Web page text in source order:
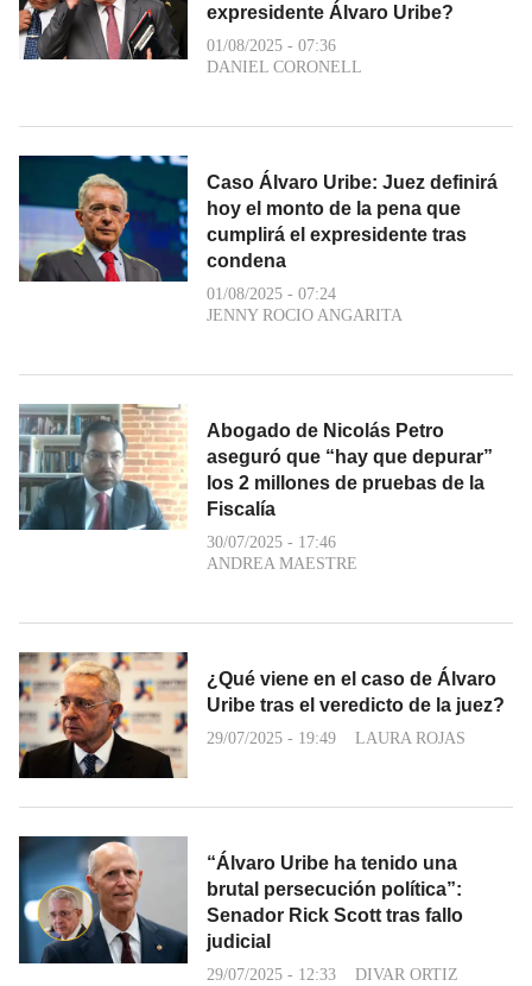
expresidente Álvaro Uribe?
01/08/2025 - 07:36
DANIEL CORONELL
Caso Álvaro Uribe: Juez definirá
hoy el monto de la pena que
cumplirá el expresidente tras
condena
01/08/2025 - 07:24
JENNY ROCIO ANGARITA
Abogado de Nicolás Petro
aseguró que “hay que depurar”
los 2 millones de pruebas de la
Fiscalía
30/07/2025 - 17:46
ANDREA MAESTRE
¿Qué viene en el caso de Álvaro
Uribe tras el veredicto de la juez?
29/07/2025 - 19:49 LAURA ROJAS
“Álvaro Uribe ha tenido una
brutal persecución política”:
Senador Rick Scott tras fallo
judicial
29/07/2025 - 12:33 DIVAR ORTIZ